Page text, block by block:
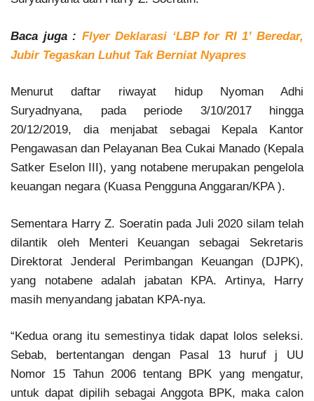
Baca juga : Flyer Deklarasi ‘LBP for RI 1’ Beredar,
Jubir Tegaskan Luhut Tak Berniat Nyapres
Menurut daftar riwayat hidup Nyoman Adhi
Suryadnyana, pada periode 3/10/2017 hingga
20/12/2019, dia menjabat sebagai Kepala Kantor
Pengawasan dan Pelayanan Bea Cukai Manado (Kepala
Satker Eselon III), yang notabene merupakan pengelola
keuangan negara (Kuasa Pengguna Anggaran/KPA ).
Sementara Harry Z. Soeratin pada Juli 2020 silam telah
dilantik oleh Menteri Keuangan sebagai Sekretaris
Direktorat Jenderal Perimbangan Keuangan (DJPK),
yang notabene adalah jabatan KPA. Artinya, Harry
masih menyandang jabatan KPA-nya.
“Kedua orang itu semestinya tidak dapat lolos seleksi.
Sebab, bertentangan dengan Pasal 13 huruf j UU
Nomor 15 Tahun 2006 tentang BPK yang mengatur,
untuk dapat dipilih sebagai Anggota BPK, maka calon